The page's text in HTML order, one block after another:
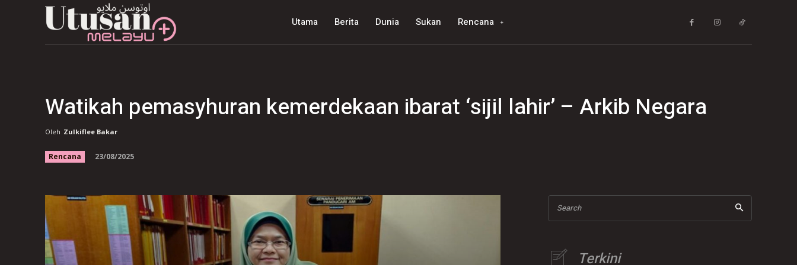
Utama Berita Dunia Sukan Rencana
Watikah pemasyhuran kemerdekaan ibarat ‘sijil lahir’ – Arkib Negara
Oleh Zulkiflee Bakar
Rencana 23/08/2025
Search
Terkini